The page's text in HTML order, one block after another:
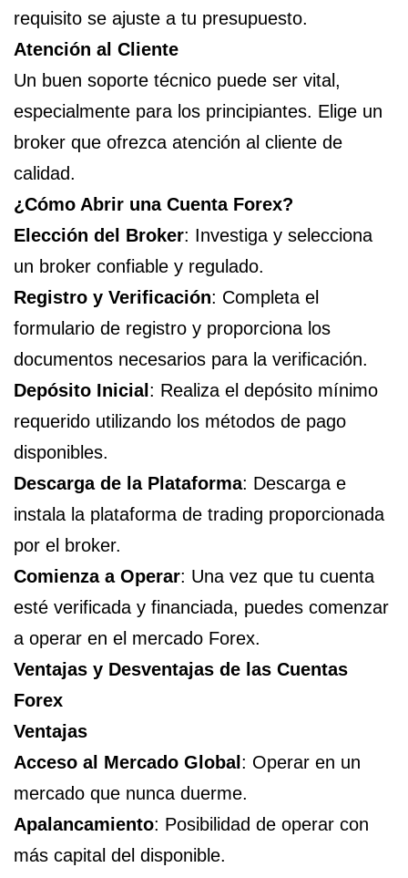
requisito se ajuste a tu presupuesto.
Atención al Cliente
Un buen soporte técnico puede ser vital,
especialmente para los principiantes. Elige un
broker que ofrezca atención al cliente de
calidad.
¿Cómo Abrir una Cuenta Forex?
Elección del Broker: Investiga y selecciona
un broker confiable y regulado.
Registro y Verificación: Completa el
formulario de registro y proporciona los
documentos necesarios para la verificación.
Depósito Inicial : Realiza el depósito mínimo
requerido utilizando los métodos de pago
disponibles.
Descarga de la Plataforma: Descarga e
instala la plataforma de trading proporcionada
por el broker.
Comienza a Operar: Una vez que tu cuenta
esté verificada y financiada, puedes comenzar
a operar en el mercado Forex.
Ventajas y Desventajas de las Cuentas
Forex
Ventajas
Acceso al Mercado Global : Operar en un
mercado que nunca duerme.
Apalancamiento: Posibilidad de operar con
más capital del disponible.